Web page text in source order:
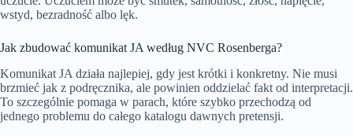
wstyd, bezradność albo lęk.
Jak zbudować komunikat JA według NVC Rosenberga?
Komunikat JA działa najlepiej, gdy jest krótki i konkretny. Nie musi
brzmieć jak z podręcznika, ale powinien oddzielać fakt od interpretacji.
To szczególnie pomaga w parach, które szybko przechodzą od
jednego problemu do całego katalogu dawnych pretensji.